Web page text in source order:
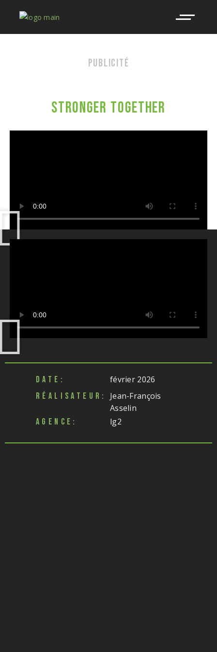
PUBLICITÉ
STRONGER TOGETHER
DATE: février 2026
RÉALISATEUR:
Jean-François
Asselin
AGENCE: lg2